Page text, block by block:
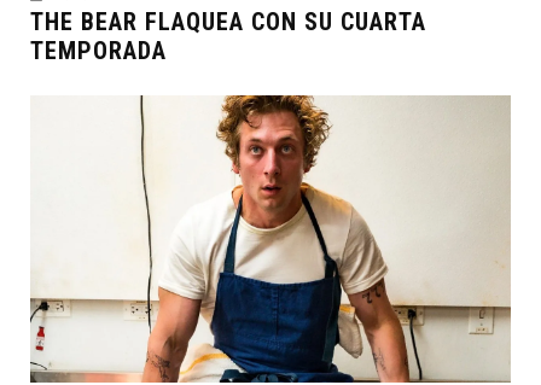
THE BEAR FLAQUEA CON SU CUARTA
TEMPORADA